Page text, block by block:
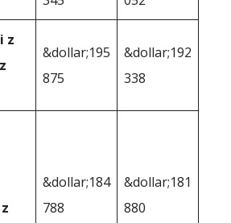
z
&dollar;195
875
&dollar;192
338
&dollar;184
788
&dollar;181
880